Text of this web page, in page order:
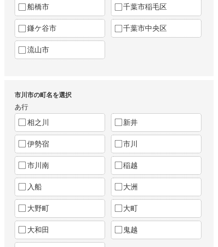
船橋市 千葉市稲毛区
鎌ケ谷市 千葉市中央区
流山市
市川市の町名を選択
あ行
相之川 新井
伊勢宿 市川
市川南 稲越
入船 大洲
大野町 大町
大和田 鬼越